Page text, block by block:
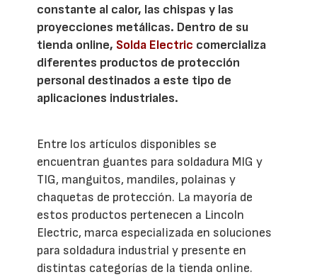
constante al calor, las chispas y las
proyecciones metálicas. Dentro de su
tienda online, Solda Electric comercializa
diferentes productos de protección
personal destinados a este tipo de
aplicaciones industriales.
Entre los artículos disponibles se
encuentran guantes para soldadura MIG y
TIG, manguitos, mandiles, polainas y
chaquetas de protección. La mayoría de
estos productos pertenecen a Lincoln
Electric, marca especializada en soluciones
para soldadura industrial y presente en
distintas categorías de la tienda online.